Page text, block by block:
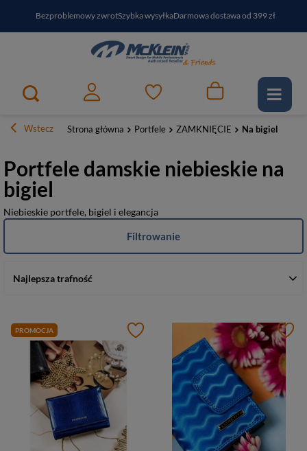
Bezproblemowy zwrotSzybka wysyłkaDarmowa dostawa od 399 zł
PayPo - kup i zapłać za30 dniZapisz się do newslettera i odbierz RABAT
Wstecz Strona główna Portfele ZAMKNIĘCIE Na bigiel
Portfele damskie niebieskie na
bigiel
Niebieskie portfele, bigiel i elegancja
Najlepsza trafność
Filtrowanie
PROMOCJA